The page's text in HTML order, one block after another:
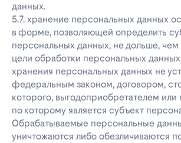
данных.
5.7. хранение персональных данных
в форме, позволяющей определить
персональных данных, не дольше, чем
цели обработки персональных
хранения персональных данных не
федеральным законом, договором,
которого, выгодоприобретателем или
по которому является субъект
Обрабатываемые персональные
уничтожаются либо обезличиваются